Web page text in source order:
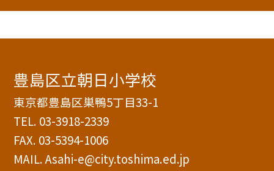
豊島区立朝日小学校
東京都豊島区巣鴨5丁目33-1
TEL. 03-3918-2339
FAX. 03-5394-1006
MAIL. Asahi-e@city.toshima.ed.jp